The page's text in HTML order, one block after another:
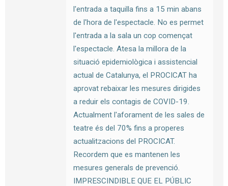
l'entrada a taquilla fins a 15 min abans
de l'hora de l'espectacle. No es permet
l'entrada a la sala un cop començat
l'espectacle. Atesa la millora de la
situació epidemiològica i assistencial
actual de Catalunya, el PROCICAT ha
aprovat rebaixar les mesures dirigides
a reduir els contagis de COVID-19.
Actualment l'aforament de les sales de
teatre és del 70% fins a properes
actualitzacions del PROCICAT.
Recordem que es mantenen les
mesures generals de prevenció.
IMPRESCINDIBLE QUE EL PÚBLIC